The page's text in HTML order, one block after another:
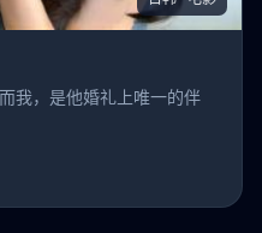
我，是他婚礼上唯一的伴